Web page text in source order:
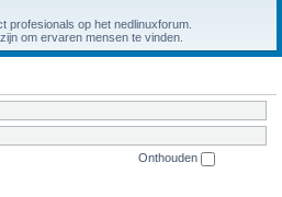
profesionals op het nedlinuxforum.
om ervaren mensen te vinden.
Onthouden